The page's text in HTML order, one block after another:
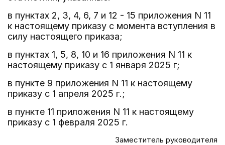
в пунктах 2, 3, 4, 6, 7 и 12 - 15 приложения N 11
к настоящему приказу с момента вступления в
силу настоящего приказа;
в пунктах 1, 5, 8, 10 и 16 приложения N 11 к
настоящему приказу с 1 января 2025 г;
в пункте 9 приложения N 11 к настоящему
приказу с 1 апреля 2025 г.;
в пункте 11 приложения N 11 к настоящему
приказу с 1 февраля 2025 г.
Заместитель руководителя